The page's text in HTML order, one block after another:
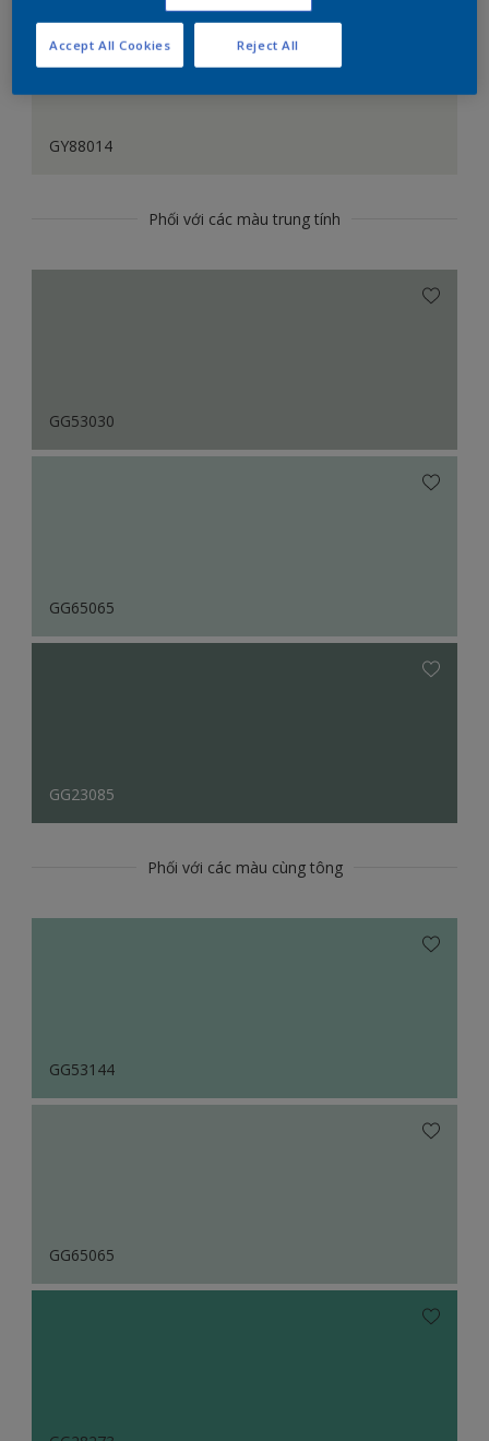
GY88014
Phối với các màu trung tính
GG53030
GG65065
GG23085
Phối với các màu cùng tông
GG53144
GG65065
Reject All
Accept All Cookies